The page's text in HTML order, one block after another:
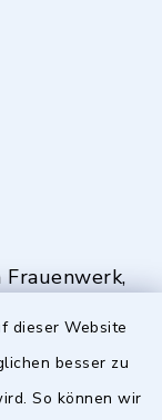
dieser Website
besser zu
So können wir